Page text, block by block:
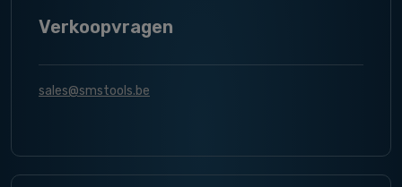
Verkoopvragen
sales@smstools.be